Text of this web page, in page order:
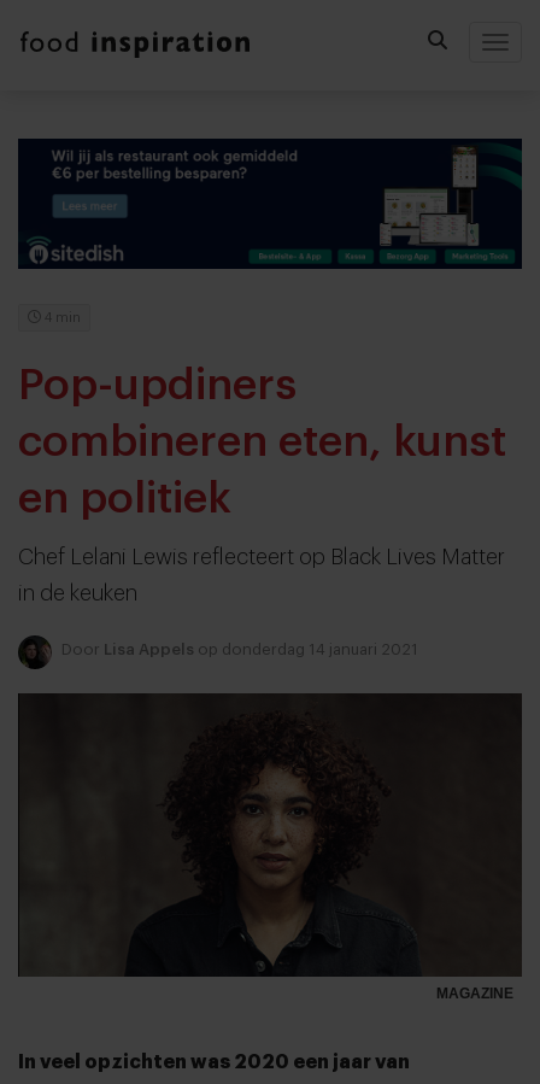
4 min
Pop-updiners
combineren eten, kunst
en politiek
Chef Lelani Lewis reflecteert op Black Lives Matter
in de keuken
Door Lisa Appels op donderdag 14 januari 2021
MAGAZINE
In veel opzichten was 2020 een jaar van